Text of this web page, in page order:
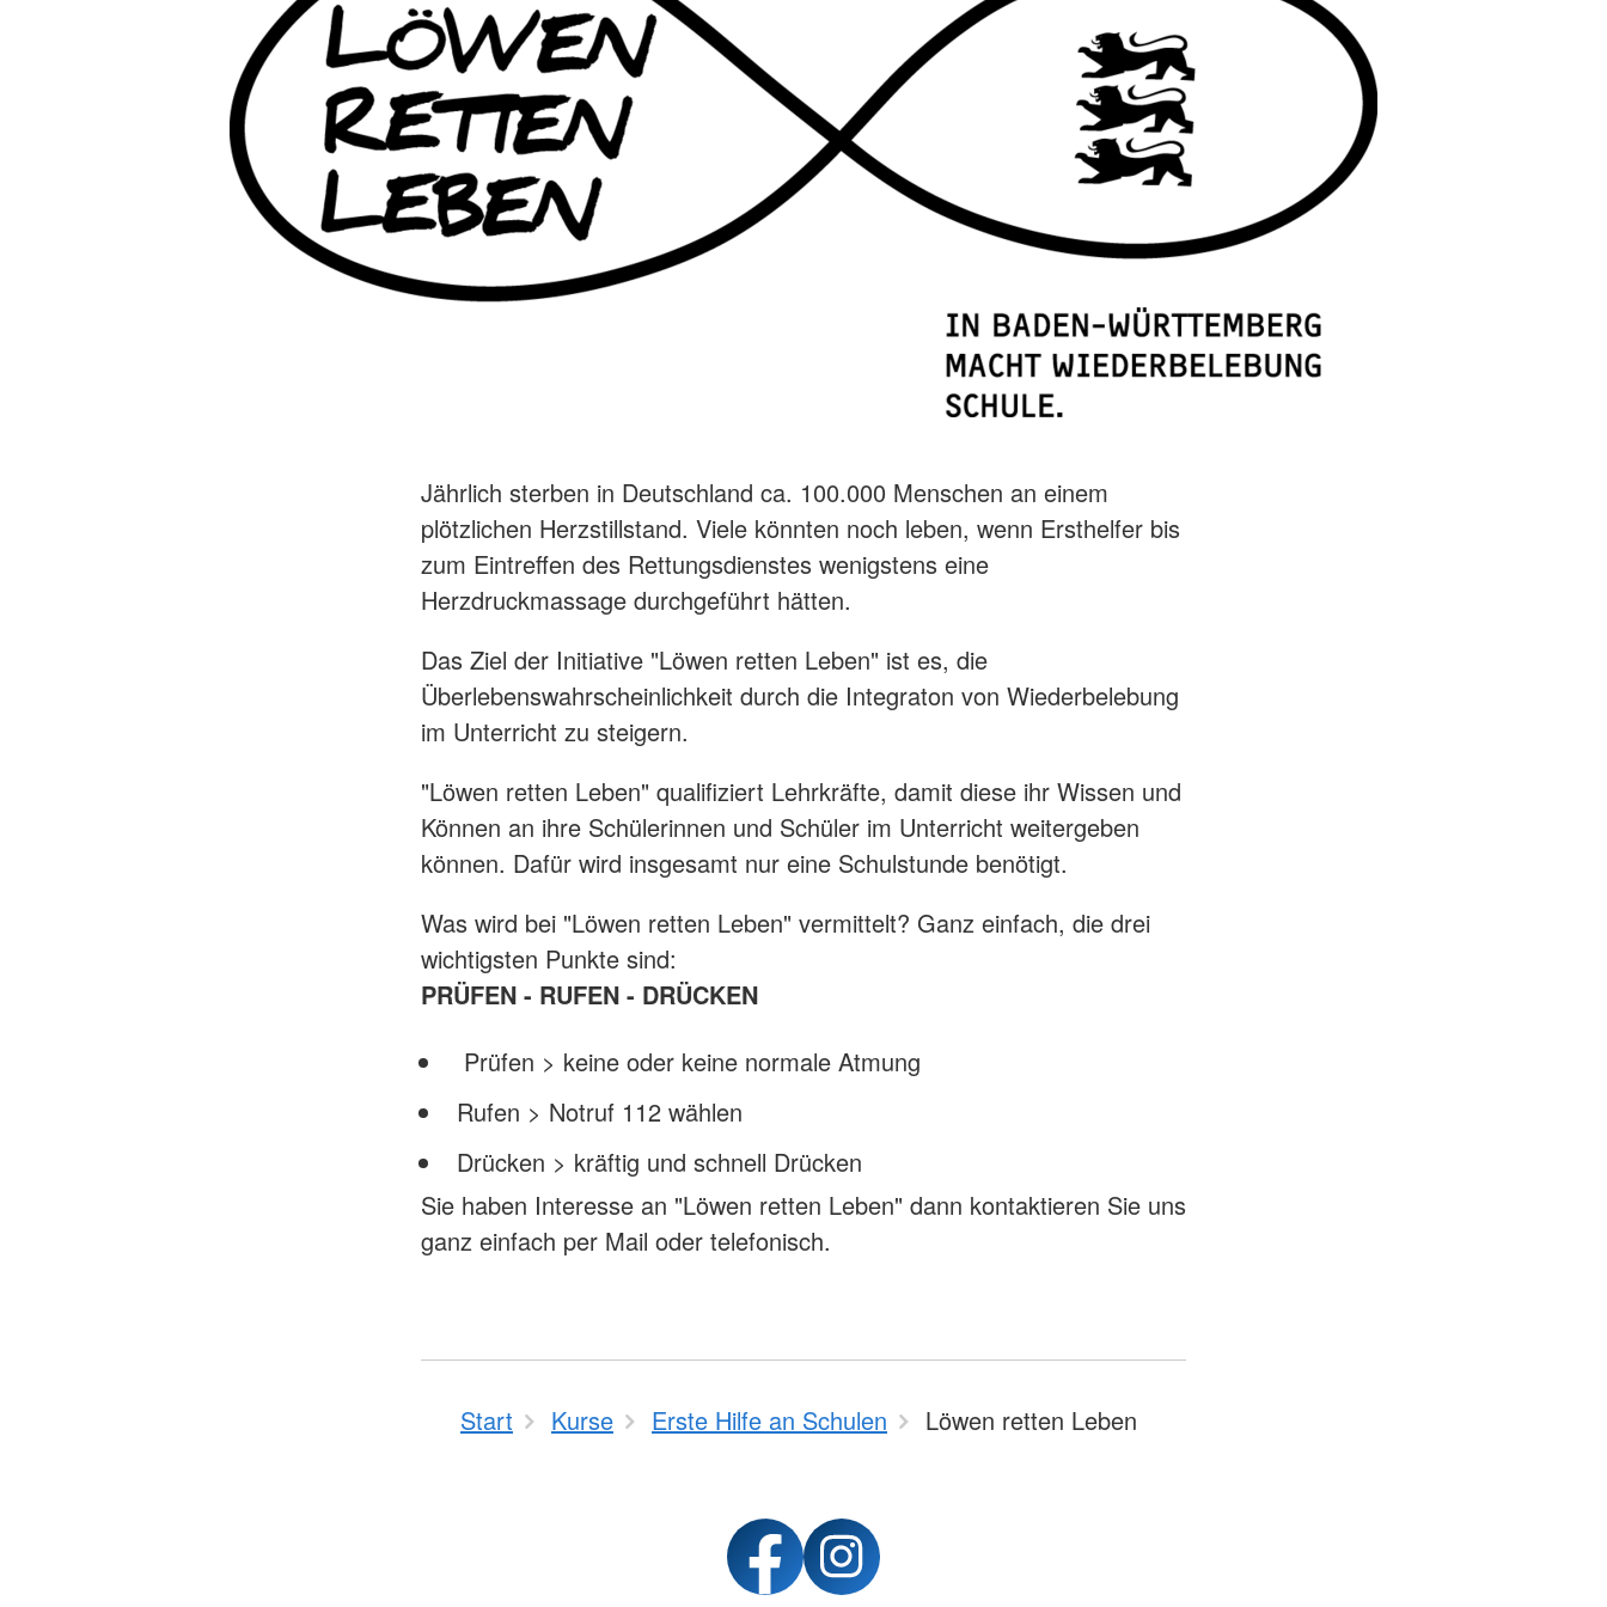
Jährlich sterben in Deutschland ca. 100.000 Menschen an einem
plötzlichen Herzstillstand. Viele könnten noch leben, wenn Ersthelfer bis
zum Eintreffen des Rettungsdienstes wenigstens eine
Herzdruckmassage durchgeführt hätten.
Das Ziel der Initiative "Löwen retten Leben" ist es, die
Überlebenswahrscheinlichkeit durch die Integraton von Wiederbelebung
im Unterricht zu steigern.
"Löwen retten Leben" qualifiziert Lehrkräfte, damit diese ihr Wissen und
Können an ihre Schülerinnen und Schüler im Unterricht weitergeben
können. Dafür wird insgesamt nur eine Schulstunde benötigt.
Was wird bei "Löwen retten Leben" vermittelt? Ganz einfach, die drei
wichtigsten Punkte sind:
PRÜFEN - RUFEN - DRÜCKEN
Prüfen > keine oder keine normale Atmung
Rufen > Notruf 112 wählen
Drücken > kräftig und schnell Drücken
Sie haben Interesse an "Löwen retten Leben" dann kontaktieren Sie uns
ganz einfach per Mail oder telefonisch.
Start Kurse Erste Hilfe an Schulen Löwen retten Leben